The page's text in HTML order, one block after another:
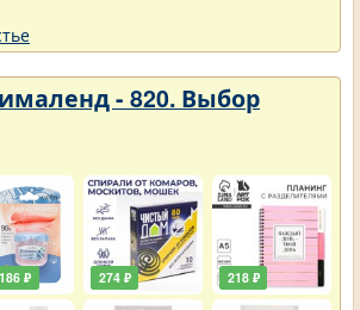
- 820. Выбор
186 ₽ 274 ₽ 218 ₽